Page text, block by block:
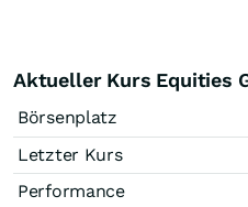
Aktueller Kurs Equities
Börsenplatz
Letzter Kurs
Performance